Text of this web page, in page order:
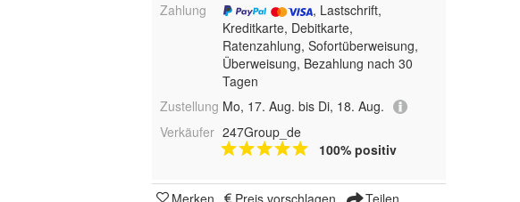
Zahlung
, Lastschrift,
Kreditkarte, Debitkarte,
Ratenzahlung, Sofortüberweisung,
Überweisung, Bezahlung nach 30
Tagen
Zustellung Mo, 17. Aug. bis Di, 18. Aug.
Verkäufer 247Group_de
100% positiv